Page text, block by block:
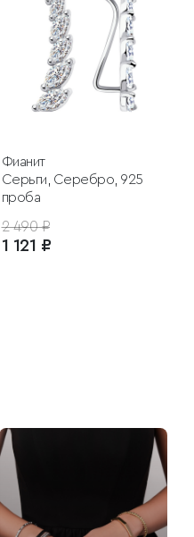
Фианит
Серьги, Серебро, 925
проба
2 490 ₽
1 121 ₽